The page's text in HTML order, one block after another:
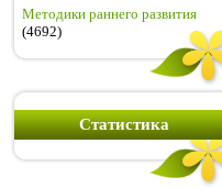
Методики раннего развития
(4692)
Статистика